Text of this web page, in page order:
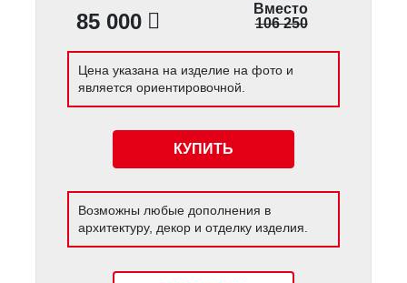
85 000
Вместо
106 250
Цена указана на изделие на фото и
является ориентировочной.
КУПИТЬ
Возможны любые дополнения в
архитектуру, декор и отделку изделия.